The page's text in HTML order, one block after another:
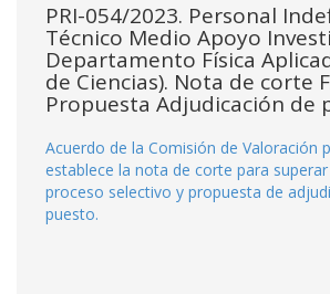
PRI-054/2023. Personal
Técnico Medio Apoyo
Departamento Física
de Ciencias). Nota de corte
Propuesta Adjudicación de
Acuerdo de la Comisión de Valoración
establece la nota de corte para superar
proceso selectivo y propuesta de
puesto.